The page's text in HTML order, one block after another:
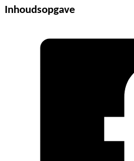
Inhoudsopgave